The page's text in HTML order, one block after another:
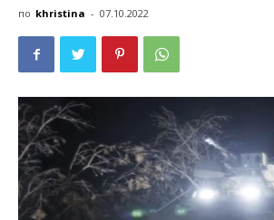
по khristina - 07.10.2022